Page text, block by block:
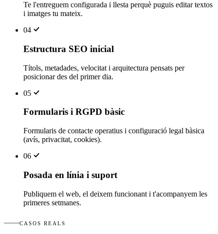
Te l'entreguem configurada i llesta perquè puguis editar textos
i imatges tu mateix.
04
Estructura SEO inicial
Títols, metadades, velocitat i arquitectura pensats per
posicionar des del primer dia.
05
Formularis i RGPD bàsic
Formularis de contacte operatius i configuració legal bàsica
(avís, privacitat, cookies).
06
Posada en línia i suport
Publiquem el web, el deixem funcionant i t'acompanyem les
primeres setmanes.
CASOS REALS